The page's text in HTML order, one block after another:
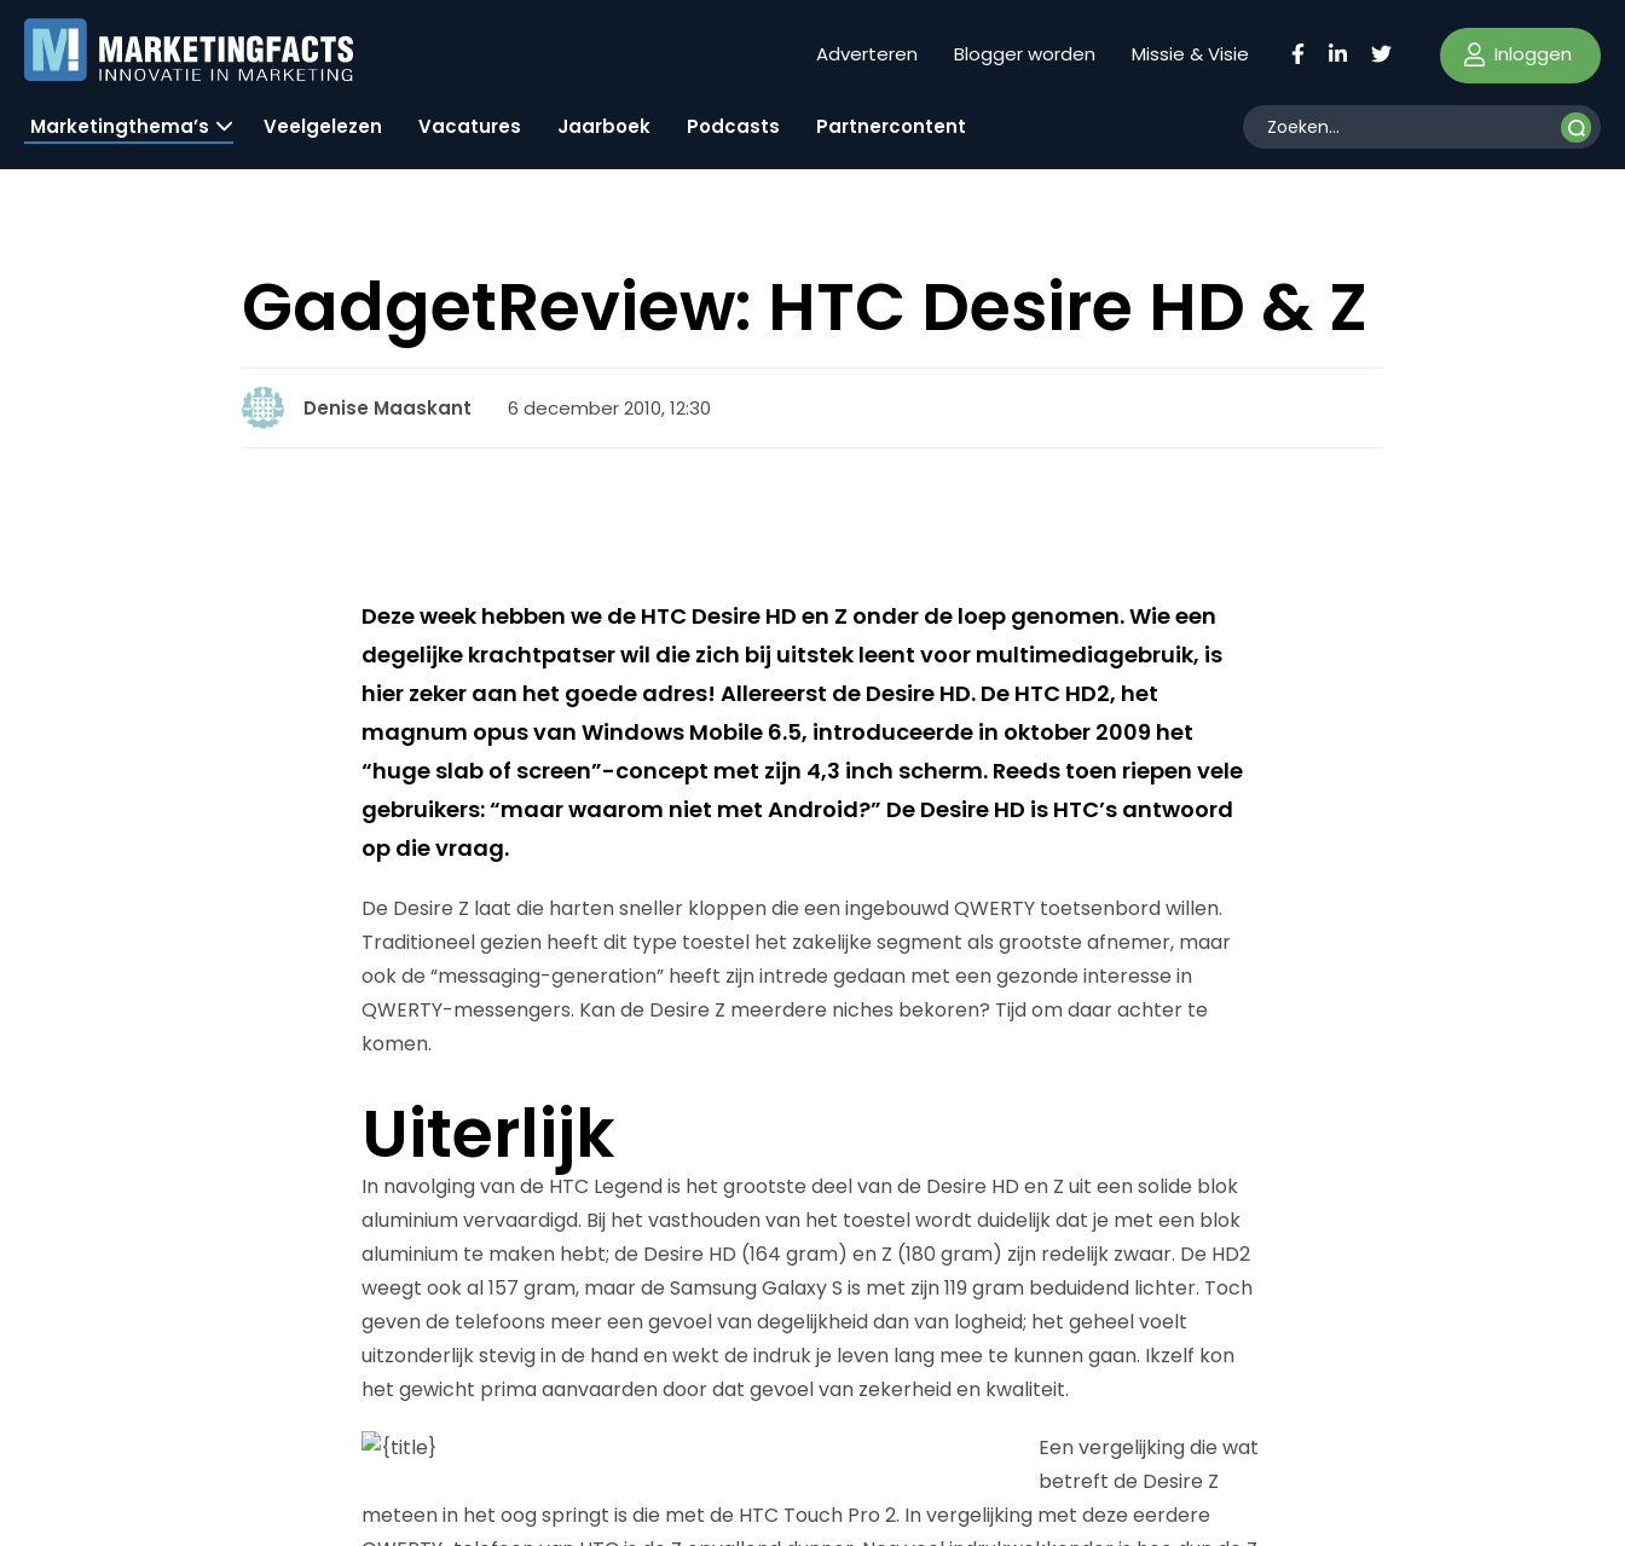
Adverteren Blogger worden Missie & Visie Inloggen
Marketingthema’s Veelgelezen Vacatures Jaarboek Podcasts Partnercontent
GadgetReview: HTC Desire HD & Z
Denise Maaskant 6 december 2010, 12:30
Deze week hebben we de HTC Desire HD en Z onder de loep genomen. Wie een
degelijke krachtpatser wil die zich bij uitstek leent voor multimediagebruik, is
hier zeker aan het goede adres! Allereerst de Desire HD. De HTC HD2, het
magnum opus van Windows Mobile 6.5, introduceerde in oktober 2009 het
“huge slab of screen”-concept met zijn 4,3 inch scherm. Reeds toen riepen vele
gebruikers: “maar waarom niet met Android?” De Desire HD is HTC’s antwoord
op die vraag.
De Desire Z laat die harten sneller kloppen die een ingebouwd QWERTY toetsenbord willen.
Traditioneel gezien heeft dit type toestel het zakelijke segment als grootste afnemer, maar
ook de “messaging-generation” heeft zijn intrede gedaan met een gezonde interesse in
QWERTY-messengers. Kan de Desire Z meerdere niches bekoren? Tijd om daar achter te
komen.
Uiterlijk
In navolging van de HTC Legend is het grootste deel van de Desire HD en Z uit een solide blok
aluminium vervaardigd. Bij het vasthouden van het toestel wordt duidelijk dat je met een blok
aluminium te maken hebt; de Desire HD (164 gram) en Z (180 gram) zijn redelijk zwaar. De HD2
weegt ook al 157 gram, maar de Samsung Galaxy S is met zijn 119 gram beduidend lichter. Toch
geven de telefoons meer een gevoel van degelijkheid dan van logheid; het geheel voelt
uitzonderlijk stevig in de hand en wekt de indruk je leven lang mee te kunnen gaan. Ikzelf kon
het gewicht prima aanvaarden door dat gevoel van zekerheid en kwaliteit.
Een vergelijking die wat
betreft de Desire Z
meteen in het oog springt is die met de HTC Touch Pro 2. In vergelijking met deze eerdere